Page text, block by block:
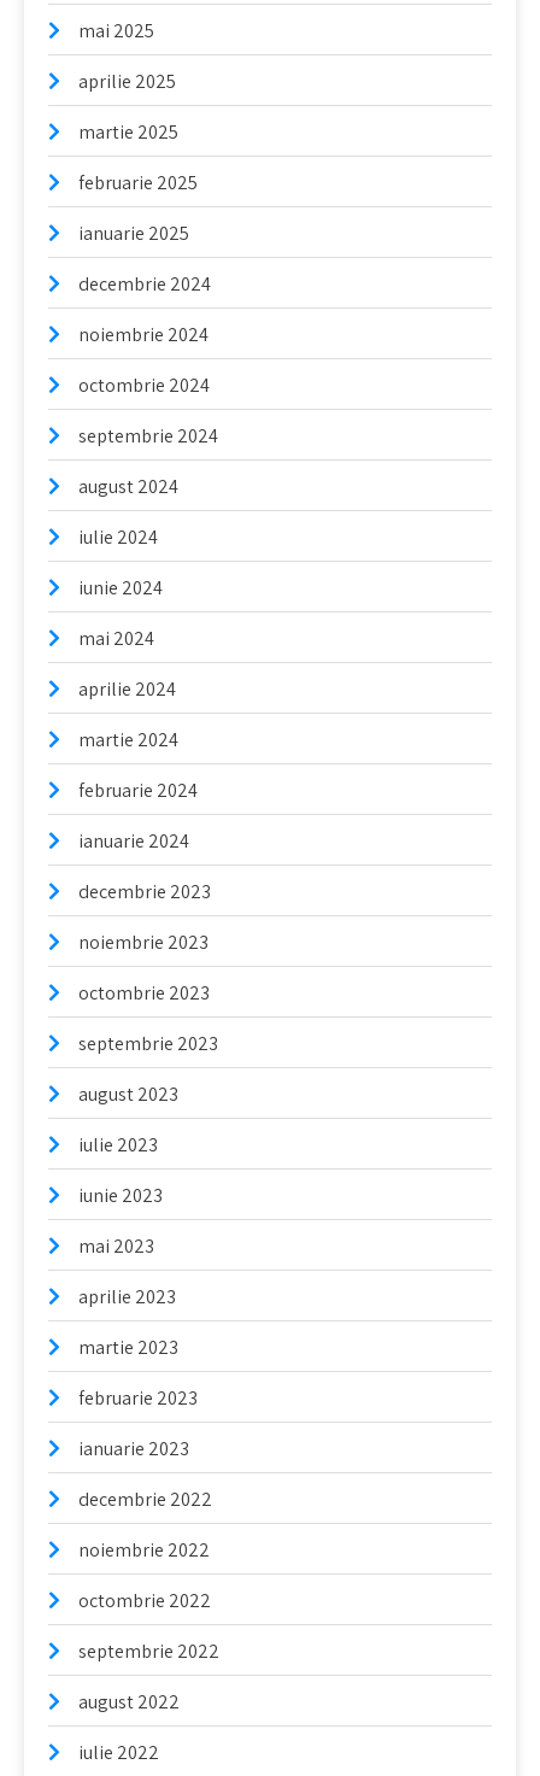
mai 2025
aprilie 2025
martie 2025
februarie 2025
ianuarie 2025
decembrie 2024
noiembrie 2024
octombrie 2024
septembrie 2024
august 2024
iulie 2024
iunie 2024
mai 2024
aprilie 2024
martie 2024
februarie 2024
ianuarie 2024
decembrie 2023
noiembrie 2023
octombrie 2023
septembrie 2023
august 2023
iulie 2023
iunie 2023
mai 2023
aprilie 2023
martie 2023
februarie 2023
ianuarie 2023
decembrie 2022
noiembrie 2022
octombrie 2022
septembrie 2022
august 2022
iulie 2022